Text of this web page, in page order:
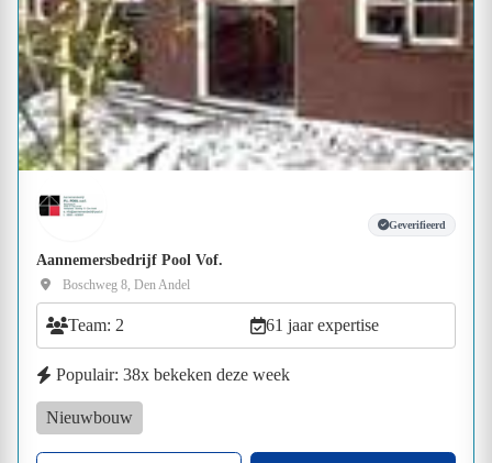
Geverifieerd
Aannemersbedrijf Pool Vof.
Boschweg 8, Den Andel
Team: 2 61 jaar expertise
Populair: 38x bekeken deze week
Nieuwbouw